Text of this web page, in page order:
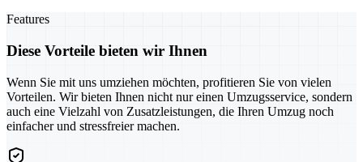
Features
Diese Vorteile bieten wir Ihnen
Wenn Sie mit uns umziehen möchten, profitieren Sie von vielen
Vorteilen. Wir bieten Ihnen nicht nur einen Umzugsservice, sondern
auch eine Vielzahl von Zusatzleistungen, die Ihren Umzug noch
einfacher und stressfreier machen.